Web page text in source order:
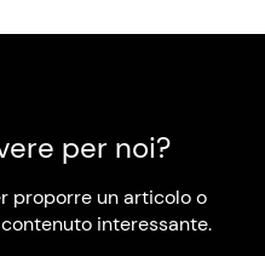
per noi?
proporre un articolo o
interessante.